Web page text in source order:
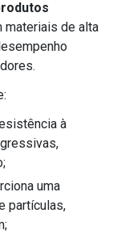
materiais de alta
partículas,